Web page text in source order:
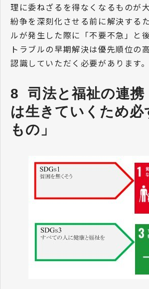
理に委ねざるを得なくなるものが大
紛争を深刻化させる前に解決する
ルが発生した際に「不要不急」と
トラブルの早期解決は優先順位の
認識していただく必要があります。
8  司法と福祉の連携
は生きていくため必
もの」